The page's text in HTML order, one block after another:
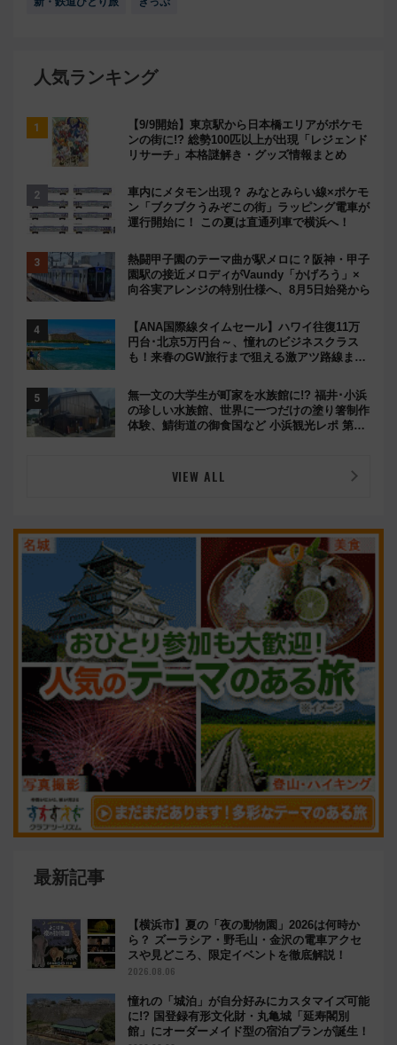
人気ランキング
【9/9開始】東京駅から日本橋エリアがポケモ
ンの街に!? 総勢100匹以上が出現「レジェンド
リサーチ」本格謎解き・グッズ情報まとめ
車内にメタモン出現？ みなとみらい線×ポケモ
ン「ブクブクうみぞこの街」ラッピング電車が
運行開始に！ この夏は直通列車で横浜へ！
熱闘甲子園のテーマ曲が駅メロに？阪神・甲子
園駅の接近メロディがVaundy「かげろう」×
向谷実アレンジの特別仕様へ、8月5日始発から
【ANA国際線タイムセール】ハワイ往復11万
円台･北京5万円台～、憧れのビジネスクラス
も！来春のGW旅行まで狙える激アツ路線まと
無一文の大学生が町家を水族館に!? 福井･小浜
の珍しい水族館、世界に一つだけの塗り箸制作
体験、鯖街道の御食国など 小浜観光レポ 第2
VIEW ALL
最新記事
【横浜市】夏の「夜の動物園」2026は何時か
ら？ ズーラシア・野毛山・金沢の電車アクセ
スや見どころ、限定イベントを徹底解説！
2026.08.06
憧れの「城泊」が自分好みにカスタマイズ可能
に!? 国登録有形文化財・丸亀城「延寿閣別
館」にオーダーメイド型の宿泊プランが誕生！